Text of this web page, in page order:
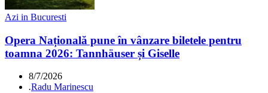
Azi in Bucuresti
Opera Națională pune în vânzare biletele pentru
toamna 2026: Tannhäuser și Giselle
8/7/2026
.Radu Marinescu